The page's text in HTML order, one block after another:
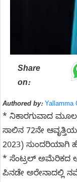
Share
on:
Authored by: Yallamma
* ನಿಕಾರಗುವಾದ
ಸಾಲಿನ 72ನೇ
2023) ಸುಂದರಿಯಾಗಿ
* ಸೆಂಟ್ರಲ್‌ ಅಮೆರಿಕದ
ಪಿನಡೇ ಅರೇನಾದಲ್ಲಿ